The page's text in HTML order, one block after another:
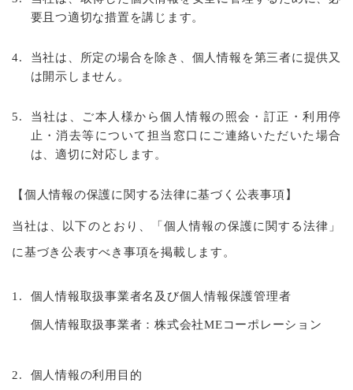
要且つ適切な措置を講じます。
4.
当社は、所定の場合を除き、個人情報を第三者に提供又
は開示しません。
5.
当社は、ご本人様から個人情報の照会・訂正・利用停
止・消去等について担当窓口にご連絡いただいた場合
は、適切に対応します。
【個人情報の保護に関する法律に基づく公表事項】
当社は、以下のとおり、「個人情報の保護に関する法律」
に基づき公表すべき事項を掲載します。
1. 個人情報取扱事業者名及び個人情報保護管理者
個人情報取扱事業者：株式会社MEコーポレーション
2. 個人情報の利用目的